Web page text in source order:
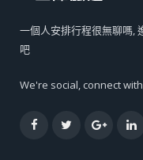
一個人安排行程很無聊嗎,
吧
We're social, connect
FacebookTwitterGoogle+